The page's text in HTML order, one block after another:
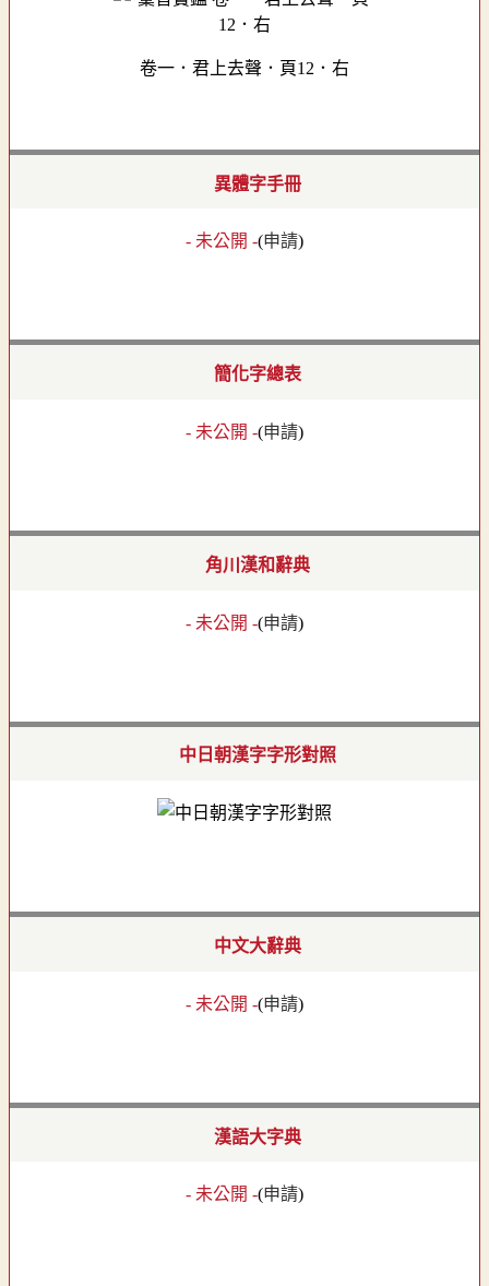
卷一．君上去聲．頁12．右
異體字手冊
- 未公開 -(申請)
簡化字總表
- 未公開 -(申請)
角川漢和辭典
- 未公開 -(申請)
中日朝漢字字形對照
中文大辭典
- 未公開 -(申請)
漢語大字典
- 未公開 -(申請)